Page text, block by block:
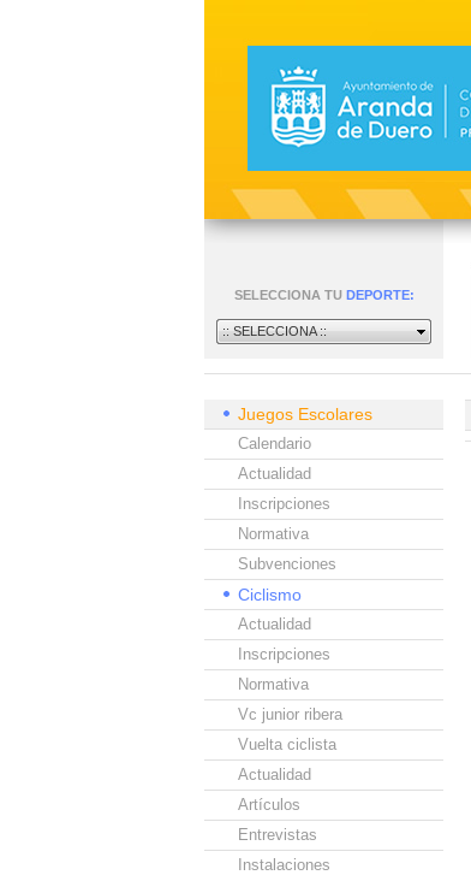
SELECCIONA TU DEPORTE:
:: SELECCIONA ::
Juegos Escolares
Calendario
Actualidad
Inscripciones
Normativa
Subvenciones
Ciclismo
Actualidad
Inscripciones
Normativa
Vc junior ribera
Vuelta ciclista
Actualidad
Artículos
Entrevistas
Instalaciones